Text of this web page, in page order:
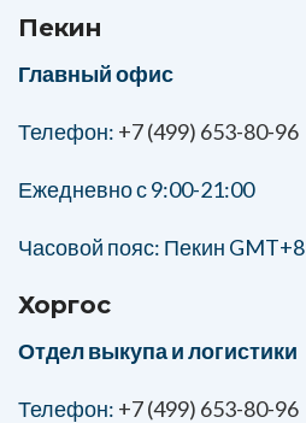
Пекин
Главный офис
Телефон: +7 (499) 653-80-96
Ежедневно с 9:00-21:00
Часовой пояс: Пекин GMT+8
Хоргос
Отдел выкупа и логистики
Телефон: +7 (499) 653-80-96